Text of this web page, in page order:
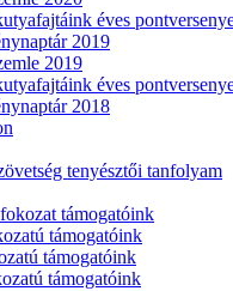
éves
2019
2019
éves
2018
tenyésztői tanfolyam
támogatóink
támogatóink
támogatóink
támogatóink